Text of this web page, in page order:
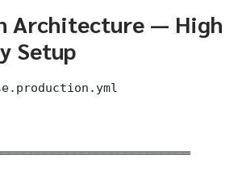
Architecture — High
Setup